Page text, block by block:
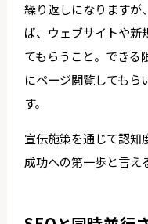
繰り返しになりますが
ば、ウェブサイトや新
てもらうこと。できる
にページ閲覧してもら
す。
宣伝施策を通じて認知
成功への第一歩と言え